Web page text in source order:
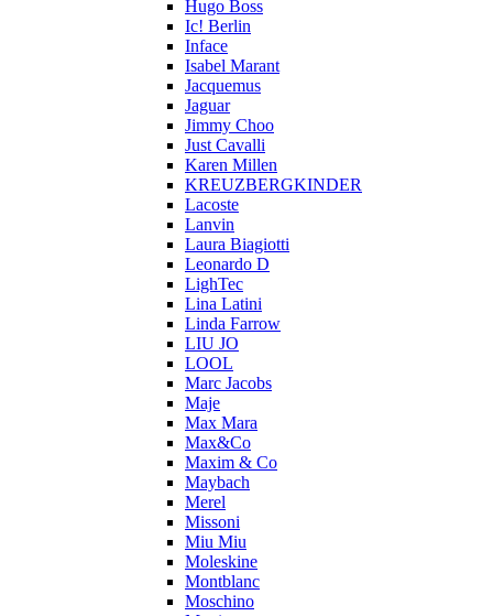
Hugo Boss
Ic! Berlin
Inface
Isabel Marant
Jacquemus
Jaguar
Jimmy Choo
Just Cavalli
Karen Millen
KREUZBERGKINDER
Lacoste
Lanvin
Laura Biagiotti
Leonardo D
LighTec
Lina Latini
Linda Farrow
LIU JO
LOOL
Marc Jacobs
Maje
Max Mara
Max&Co
Maxim & Co
Maybach
Merel
Missoni
Miu Miu
Moleskine
Montblanc
Moschino